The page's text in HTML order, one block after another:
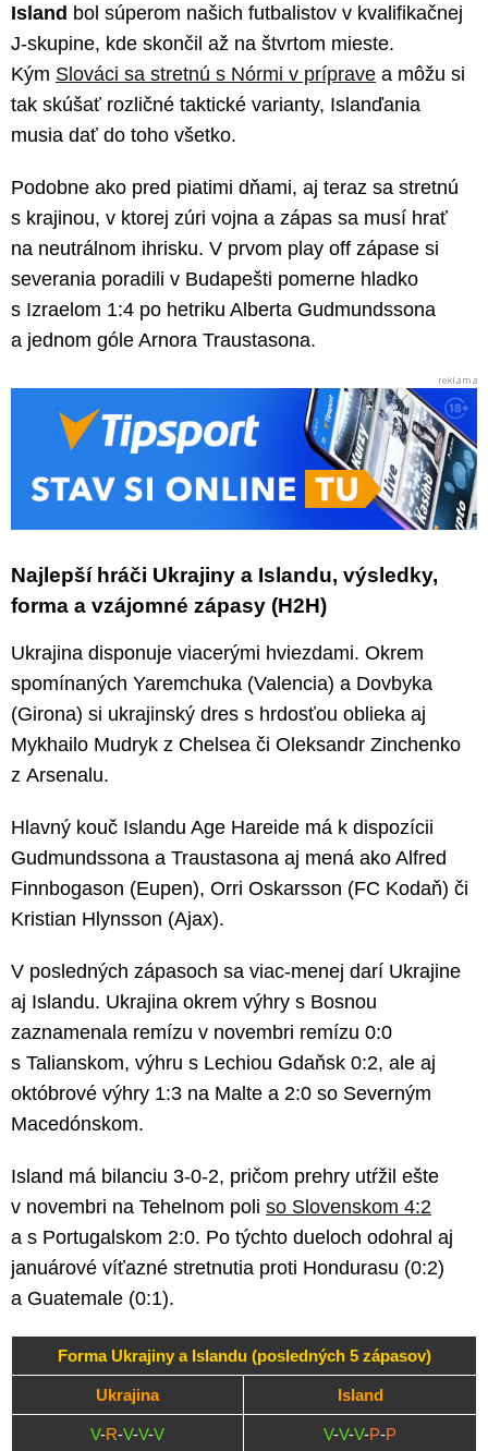
Island bol súperom našich futbalistov v kvalifikačnej
J-skupine, kde skončil až na štvrtom mieste.
Kým Slováci sa stretnú s Nórmi v príprave a môžu si
tak skúšať rozličné taktické varianty, Islanďania
musia dať do toho všetko.
Podobne ako pred piatimi dňami, aj teraz sa stretnú
s krajinou, v ktorej zúri vojna a zápas sa musí hrať
na neutrálnom ihrisku. V prvom play off zápase si
severania poradili v Budapešti pomerne hladko
s Izraelom 1:4 po hetriku Alberta Gudmundssona
a jednom góle Arnora Traustasona.
Najlepší hráči Ukrajiny a Islandu, výsledky,
forma a vzájomné zápasy (H2H)
Ukrajina disponuje viacerými hviezdami. Okrem
spomínaných Yaremchuka (Valencia) a Dovbyka
(Girona) si ukrajinský dres s hrdosťou oblieka aj
Mykhailo Mudryk z Chelsea či Oleksandr Zinchenko
z Arsenalu.
Hlavný kouč Islandu Age Hareide má k dispozícii
Gudmundssona a Traustasona aj mená ako Alfred
Finnbogason (Eupen), Orri Oskarsson (FC Kodaň) či
Kristian Hlynsson (Ajax).
V posledných zápasoch sa viac-menej darí Ukrajine
aj Islandu. Ukrajina okrem výhry s Bosnou
zaznamenala remízu v novembri remízu 0:0
s Talianskom, výhru s Lechiou Gdaňsk 0:2, ale aj
októbrové výhry 1:3 na Malte a 2:0 so Severným
Macedónskom.
Island má bilanciu 3-0-2, pričom prehry utŕžil ešte
v novembri na Tehelnom poli so Slovenskom 4:2
a s Portugalskom 2:0. Po týchto dueloch odohral aj
januárové víťazné stretnutia proti Hondurasu (0:2)
a Guatemale (0:1).
Forma Ukrajiny a Islandu (posledných 5 zápasov)
Ukrajina Island
V-R-V-V-V V-V-V-P-P